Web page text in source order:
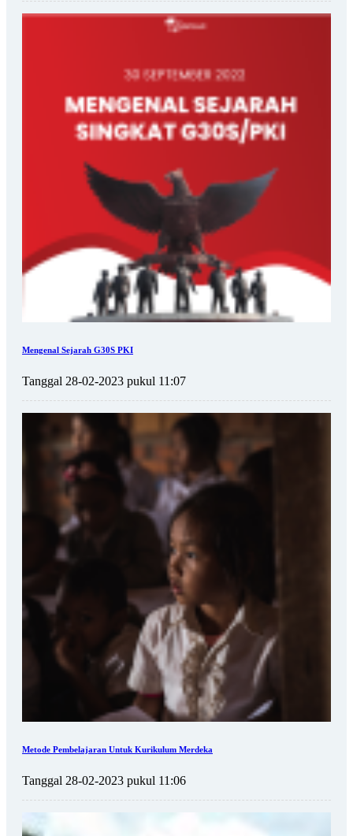
Mengenal Sejarah G30S PKI
Tanggal 28-02-2023 pukul 11:07
Metode Pembelajaran Untuk Kurikulum Merdeka
Tanggal 28-02-2023 pukul 11:06